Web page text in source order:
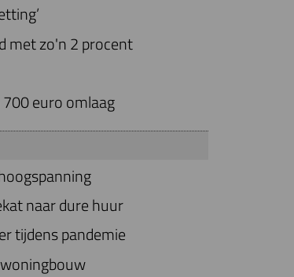
met zo'n 2 procent
euro omlaag
naar dure huur
tijdens pandemie